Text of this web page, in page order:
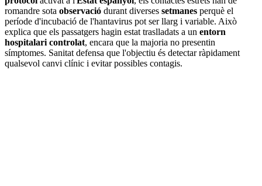
romandre sota observació durant diverses setmanes perquè el
període d'incubació de l'hantavirus pot ser llarg i variable. Això
explica que els passatgers hagin estat traslladats a un entorn
hospitalari controlat, encara que la majoria no presentin
símptomes. Sanitat defensa que l'objectiu és detectar ràpidament
qualsevol canvi clínic i evitar possibles contagis.